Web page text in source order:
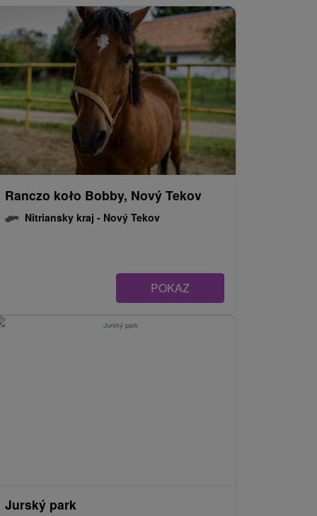
Ranczo koło Bobby, Nový Tekov
Nitriansky kraj - Nový Tekov
POKAZ
Jurský park